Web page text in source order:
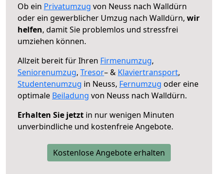
Ob ein Privatumzug von Neuss nach Walldürn
oder ein gewerblicher Umzug nach Walldürn, wir
helfen, damit Sie problemlos und stressfrei
umziehen können.
Allzeit bereit für Ihren Firmenumzug,
Seniorenumzug, Tresor– & Klaviertransport,
Studentenumzug in Neuss, Fernumzug oder eine
optimale Beiladung von Neuss nach Walldürn.
Erhalten Sie jetzt in nur wenigen Minuten
unverbindliche und kostenfreie Angebote.
Kostenlose Angebote erhalten